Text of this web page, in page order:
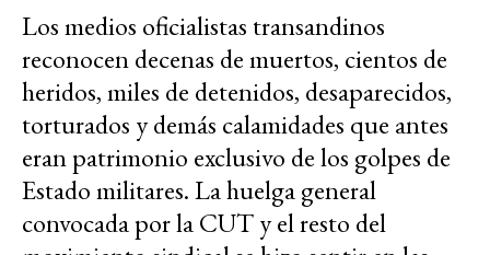
Los medios oficialistas transandinos
reconocen decenas de muertos, cientos de
heridos, miles de detenidos, desaparecidos,
torturados y demás calamidades que antes
eran patrimonio exclusivo de los golpes de
Estado militares. La huelga general
convocada por la CUT y el resto del